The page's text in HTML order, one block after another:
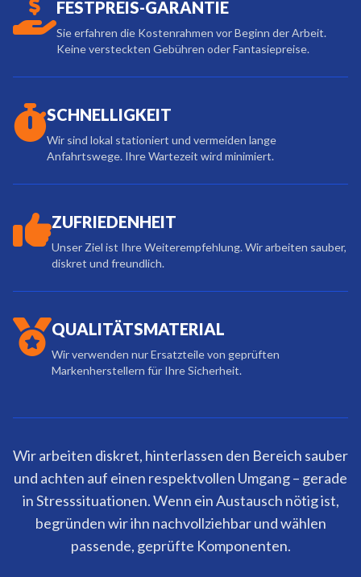
FESTPREIS-GARANTIE
Sie erfahren die Kostenrahmen vor Beginn der Arbeit.
Keine versteckten Gebühren oder Fantasiepreise.
SCHNELLIGKEIT
Wir sind lokal stationiert und vermeiden lange
Anfahrtswege. Ihre Wartezeit wird minimiert.
ZUFRIEDENHEIT
Unser Ziel ist Ihre Weiterempfehlung. Wir arbeiten sauber,
diskret und freundlich.
QUALITÄTSMATERIAL
Wir verwenden nur Ersatzteile von geprüften
Markenherstellern für Ihre Sicherheit.
Wir arbeiten diskret, hinterlassen den Bereich sauber
und achten auf einen respektvollen Umgang – gerade
in Stresssituationen. Wenn ein Austausch nötig ist,
begründen wir ihn nachvollziehbar und wählen
passende, geprüfte Komponenten.